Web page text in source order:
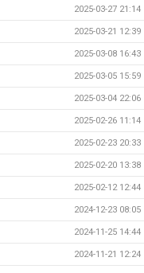
2025-03-27 21:14
2025-03-21 12:39
2025-03-08 16:43
2025-03-05 15:59
2025-03-04 22:06
2025-02-26 11:14
2025-02-23 20:33
2025-02-20 13:38
2025-02-12 12:44
2024-12-23 08:05
2024-11-25 14:44
2024-11-21 12:24